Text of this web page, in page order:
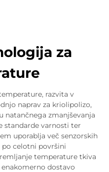
za
razvita v
naprav za kriolipolizo,
natančnega zmanjševanja
standarde varnosti ter
uporablja več senzorskih
celotni površini
temperature tkiva
dostavo